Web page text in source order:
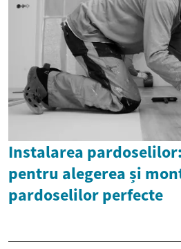
Instalarea
pentru alegerea și
pardoselilor perfecte